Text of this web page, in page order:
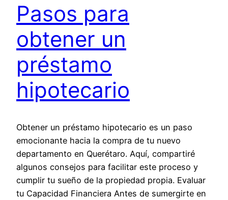
Pasos para
obtener un
préstamo
hipotecario
Obtener un préstamo hipotecario es un paso
emocionante hacia la compra de tu nuevo
departamento en Querétaro. Aquí, compartiré
algunos consejos para facilitar este proceso y
cumplir tu sueño de la propiedad propia. Evaluar
tu Capacidad Financiera Antes de sumergirte en